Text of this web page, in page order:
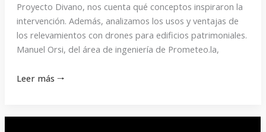
Proyecto Divano, nos cuenta qué conceptos inspiraron la
intervención. Además, analizamos los usos y ventajas de
los relevamientos con drones para edificios patrimoniales.
Manuel Orsi, del área de ingeniería de Prometeo.la,
Leer más 🠒